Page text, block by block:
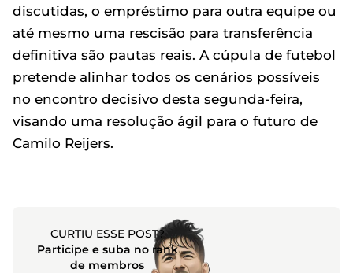
discutidas, o empréstimo para outra equipe ou
até mesmo uma rescisão para transferência
definitiva são pautas reais. A cúpula de futebol
pretende alinhar todos os cenários possíveis
no encontro decisivo desta segunda-feira,
visando uma resolução ágil para o futuro de
Camilo Reijers.
CURTIU ESSE POST?
Participe e suba no rank
de membros